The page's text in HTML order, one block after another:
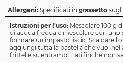
Allergeni: Specificati in grassetto
Istruzioni per l'uso: Mescolare 100 g
di acqua fredda e mescolare con
formare un impasto liscio. Scaldare
aggiungi tutta la pastella che vuoi
frittelle su entrambi i lati finché non